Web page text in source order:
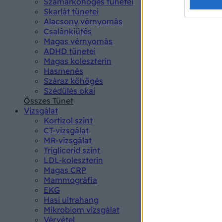
Skarlát tünetei
Alacsony vérnyomás
Csalánkiütés
Magas vérnyomás
ADHD tünetei
Magas koleszterin
Hasmenés
Száraz köhögés
Szédülés okai
Összes Tünet
Vizsgálat
Kortizol szint
CT-vizsgálat
MR-vizsgálat
Triglicerid szint
LDL-koleszterin
Magas CRP
Mammográfia
EKG
Hasi ultrahang
Mikrobiom vizsgálat
Vérvétel